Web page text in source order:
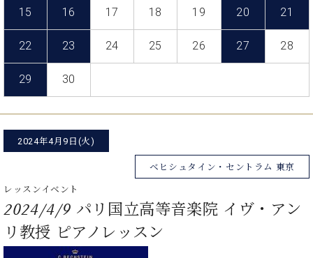
ト /
C.
ベ
ヒ
シ
ン
レ
デ
ス
ピ
を
る
こ
と
音
タ
ッ
チ
ベ
ヒ
シ
ン
の
密
ン
ブ
ン
リ
音
楽
家
達
ニ
ュ
各
店
舗
ら
せ
情
報
等)
た
い！
録
音
し
い！
う
方
お
近
タ
イ
ン・
サ
会
ベ
ヒ
シ
ュ
15 16 17 18 19 20 21
22 23 24 25 26 27 28
29 30
2024年4月9日(火)
ベヒシュタイン・セントラム 東京
レッスンイベント
2024/4/9 パリ国立高等音楽院 イヴ・アン
リ教授 ピアノレッスン